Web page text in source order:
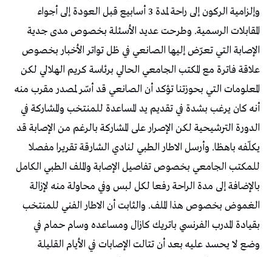
وإلزامية الركون إلى راحة لمدة 3 أسابيع قبل العودة إلى أجواء
المقابلات الرسمية. وطرحت عديد الأسئلة بخصوص مدى جدية
الإصابة التي تعرّض إليها الصانعي في ظل تواتر الأخبار بخصوص
علاقة فاترة مع المكتب الجامعي الحالي برئاسة كريم الهلالي لكن
المعلومات التي بحوزتنا تؤكد أن الصانعي قد أسّر لمصدر مقرب منه
أنه كان يرغب بشدة في تقديم يد المساعدة للمنتخب والمشاركة في
الدورة الترشيحية لكن الإصرار على المشاركة بالرغم من الإصابة قد
يكلّفه باهظا. وأرسل الاطار الطبي لنادي الشارقة تقريرا مفصلا
للمكتب الجامعي بخصوص تفاصيل الإصابة والملف الطبي الكامل
بالإضافة إلى مدة الراحة رفعا لكل لبس وفي محاولة منه لإزالة
الغموض بخصوص هذا الملف. والثابت أن الاطار الفني للمنتخب
بقيادة المدرب الفرنسي باتريك كازال ومساعده وسام حمام في
وضع لا يحسد عليه بعد أن تتالت الإصابات في الأيام القليلة